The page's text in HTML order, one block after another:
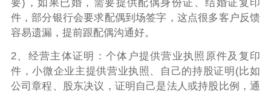
要)，如果已婚，需要提供配偶身份证、结婚证复印
件，部分银行会要求配偶到场签字，这点很多客户反馈
容易遗漏，提前跟配偶沟通好。
2、经营主体证明：个体户提供营业执照原件及复印
件，小微企业主提供营业执照、自己的持股证明(比如
公司章程、股东决议，证明自己是法人或持股比例，通